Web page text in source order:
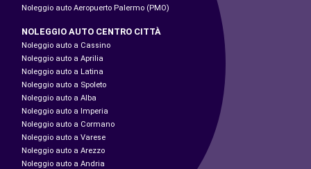
Noleggio auto Aeropuerto Palermo (PMO)
NOLEGGIO AUTO CENTRO CITTÀ
Noleggio auto a Cassino
Noleggio auto a Aprilia
Noleggio auto a Latina
Noleggio auto a Spoleto
Noleggio auto a Alba
Noleggio auto a Imperia
Noleggio auto a Cormano
Noleggio auto a Varese
Noleggio auto a Arezzo
Noleggio auto a Andria